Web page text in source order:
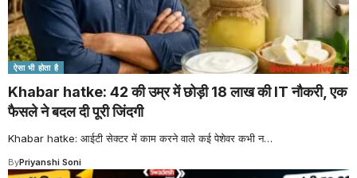
ऐसा भी होता है
Khabar hatke: 42 की उम्र में छोड़ी 18 लाख की IT नौकरी, एक
फैसले ने बदल दी पूरी जिंदगी
Khabar hatke: आईटी सेक्टर में काम करने वाले कई पेशेवर कभी न…
ByPriyanshi Soni